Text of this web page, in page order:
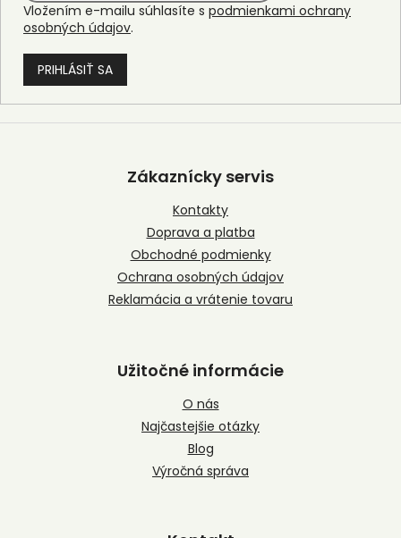
Vložením e-mailu súhlasíte s podmienkami ochrany
osobných údajov.
PRIHLÁSIŤ SA
Z
Zákaznícky servis
Kontakty
Doprava a platba
Obchodné podmienky
Ochrana osobných údajov
Reklamácia a vrátenie tovaru
Užitočné informácie
O nás
Najčastejšie otázky
Blog
Výročná správa